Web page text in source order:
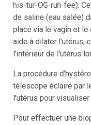
his-tur-OG-ruh-fee).
de saline (eau salée)
placé via le vagin et
aide à dilater l'utérus,
l'intérieur de l'utérus
La procédure
télescope éclairé par
l'utérus pour
Pour effectuer une